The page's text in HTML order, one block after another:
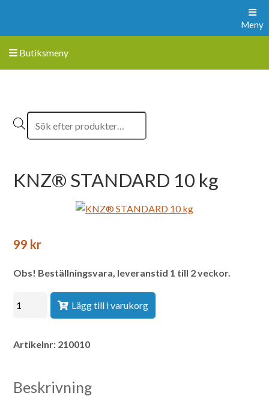
Meny
Butiksmeny
KNZ® STANDARD 10 kg
99 kr
Lägg till i varukorg
Artikelnr: 210010
Beskrivning